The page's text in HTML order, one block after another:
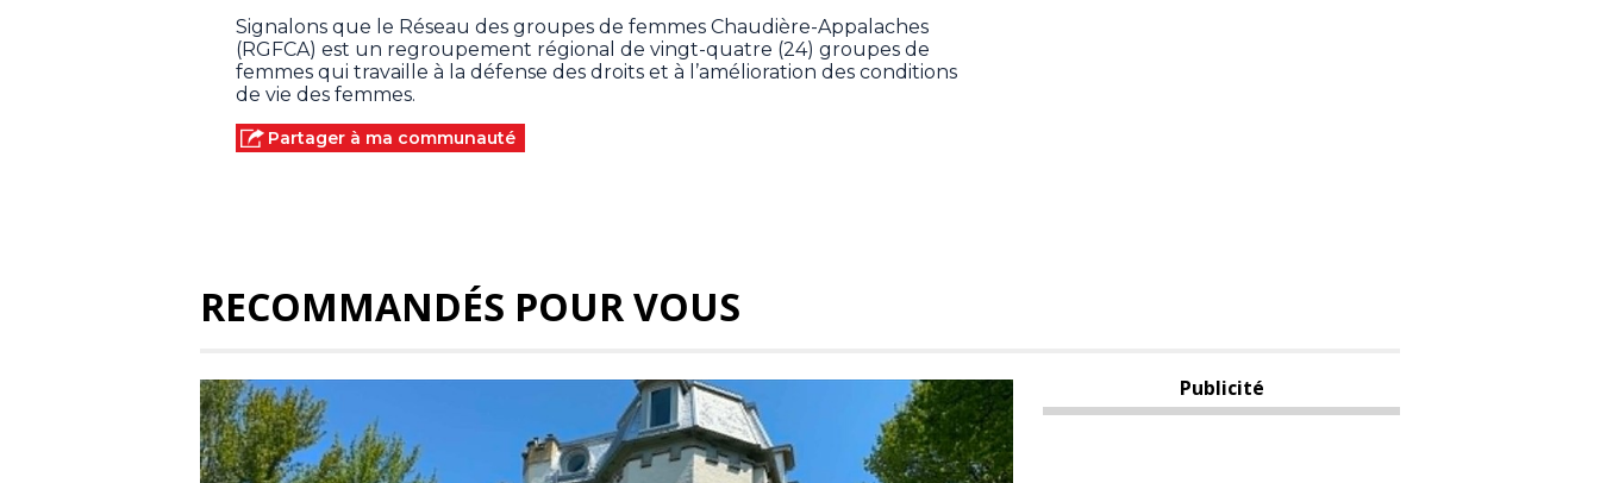
Signalons que le Réseau des groupes de femmes Chaudière-Appalaches
(RGFCA) est un regroupement régional de vingt-quatre (24) groupes de
femmes qui travaille à la défense des droits et à l’amélioration des conditions
de vie des femmes.
Partager à ma communauté
RECOMMANDÉS POUR VOUS
Publicité